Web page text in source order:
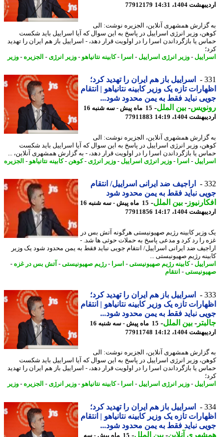
1404، 14:31
77912179
همشهری آنلاین، الجزیره نوشت: الی
وزیر انرژی اسراییل در پاسخ به این سوال که آیا اسراییل باید شکست
یا بازگرداندن اسرا را در اولویت قرار دهد، - اسراییل باز هم ایران را تهدید
-وزیر انرژی اسراییل -اسرا -کابینه نتانیاهو-وزیر انرژی-الجزیره-وزیر
اسراییل باز هم ایران را تهدید کرد؛
تازه یک وزیر کابینه نتانیاهو | انتقام
نباید فقط به یمن محدود شود...
-بین الملل-
15 ماه پیش - سه شنبه 16
1404، 14:19
77911883
همشهری آنلاین، الجزیره نوشت: الی
وزیر انرژی اسراییل در پاسخ به این سوال که آیا اسراییل باید شکست
یا بازگرداندن اسرا را در اولویت قرار دهد، - به گزارش همشهری آنلاین، ...
-اسرا -وزیر انرژی اسراییل -وزیر انرژی-کوهن-کابینه نتانیاهو-الجزیره
اراجیف ضد ایرانی اسراییل/ انتقام
نباید فقط به یمن محدود شود
-بین الملل-
15 ماه پیش - سه شنبه 16
1404، 14:17
77911856
کابینه رژیم صهیونیستی هرگونه آتش بس در
غزه را رد کرد و مدعی پاسخ به حملات حوثی ‎ها شد. -
ضد ایرانی اسراییل/ انتقام جویی نباید فقط به یمن محدود شود یک وزیر
رژیم صهیونیستی ...
-کابینه رژیم صهیونیستی-اسرا -رژیم صهیونیستی-آتش بس در غزه -
-انتقام
اسراییل باز هم ایران را تهدید کرد؛
تازه یک وزیر کابینه نتانیاهو | انتقام
نباید فقط به یمن محدود شود...
-بین الملل-
15 ماه پیش - سه شنبه 16
1404، 14:12
77911748
همشهری آنلاین، الجزیره نوشت: الی
وزیر انرژی اسراییل در پاسخ به این سوال که آیا اسراییل باید شکست
یا بازگرداندن اسرا را در اولویت قرار دهد، - اسراییل باز هم ایران را تهدید
-وزیر انرژی اسراییل -اسرا -کابینه نتانیاهو-وزیر انرژی-الجزیره-وزیر
اسراییل باز هم ایران را تهدید کرد؛
تازه یک وزیر کابینه نتانیاهو | انتقام
نباید فقط به یمن محدود شود...
آنلاین-بین الملل- 15 ماه پیش - سه